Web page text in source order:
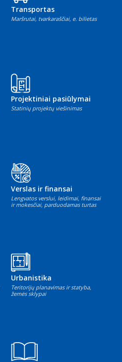
Transportas
Maršrutai, tvarkaraščiai, e. bilietas
Projektiniai pasiūlymai
Statinių projektų viešinimas
Verslas ir finansai
Lengvatos verslui, leidimai, finansai
ir mokesčiai, parduodamas turtas
Urbanistika
Teritorijų planavimas ir statyba,
žemės sklypai